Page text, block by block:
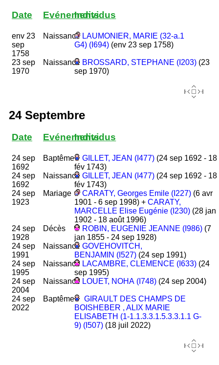
Date Evénements
Individus
env 23
sep
1758
Naissance LAUMONIER, MARIE (32-a.1
G4) (I694) (env 23 sep 1758)
23 sep
1970
Naissance BROSSARD, STEPHANE (I203) (23
sep 1970)
24 Septembre
Date Evénements
Individus
24 sep
1692
Baptême GILLET, JEAN (I477) (24 sep 1692 - 18
fév 1743)
24 sep
1692
Naissance GILLET, JEAN (I477) (24 sep 1692 - 18
fév 1743)
24 sep
1923
Mariage CARATY, Georges Emile (I227) (6 avr
1901 - 6 sep 1998) +CARATY,
MARCELLE Elise Eugénie (I230) (28 jan
1902 - 18 août 1996)
24 sep
1928
Décès ROBIN, EUGENIE JEANNE (I986) (7
jan 1855 - 24 sep 1928)
24 sep
1991
Naissance GOVEHOVITCH,
BENJAMIN (I527) (24 sep 1991)
24 sep
1995
Naissance LACAMBRE, CLEMENCE (I633) (24
sep 1995)
24 sep
2004
Naissance LOUET, NOHA (I748) (24 sep 2004)
24 sep
2022
Baptême
GIRAULT DES CHAMPS DE
BOISHEBER , ALIX MARIE
ELISABETH (1-1.1.3.3.1.5.3.3.1.1 G-
9) (I507) (18 juil 2022)